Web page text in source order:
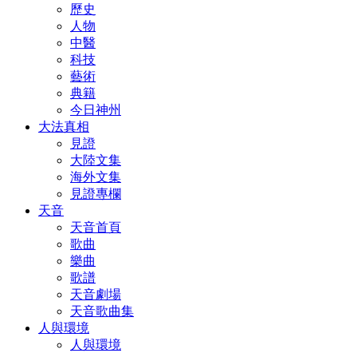
歷史
人物
中醫
科技
藝術
典籍
今日神州
大法真相
見證
大陸文集
海外文集
見證專欄
天音
天音首頁
歌曲
樂曲
歌譜
天音劇場
天音歌曲集
人與環境
人與環境